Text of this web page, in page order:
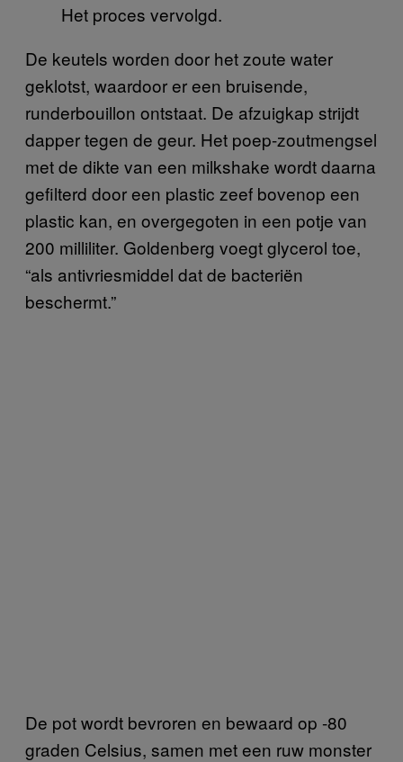
Het proces vervolgd.
De keutels worden door het zoute water
geklotst, waardoor er een bruisende,
runderbouillon ontstaat. De afzuigkap strijdt
dapper tegen de geur. Het poep-zoutmengsel
met de dikte van een milkshake wordt daarna
gefilterd door een plastic zeef bovenop een
plastic kan, en overgegoten in een potje van
200 milliliter. Goldenberg voegt glycerol toe,
“als antivriesmiddel dat de bacteriën
beschermt.”
De pot wordt bevroren en bewaard op -80
graden Celsius, samen met een ruw monster